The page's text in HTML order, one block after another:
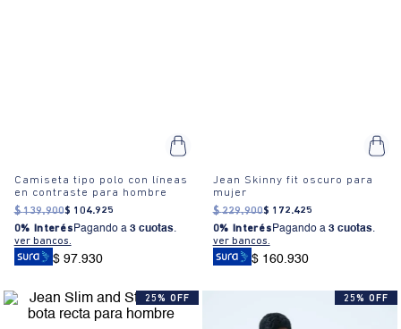
Camiseta tipo polo con líneas
en contraste para hombre
$ 139.900$ 104.925
0% Interés Pagando a 3 cuotas.
ver bancos.
$ 97.930
Jean Skinny fit oscuro para
mujer
$ 229.900$ 172.425
0% Interés Pagando a 3 cuotas.
ver bancos.
$ 160.930
25% OFF 25% OFF